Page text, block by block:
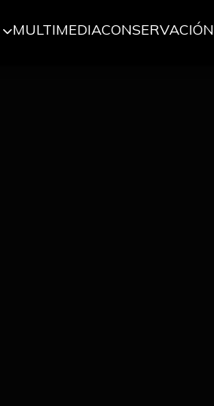
MULTIMEDIACONSERVACIÓN